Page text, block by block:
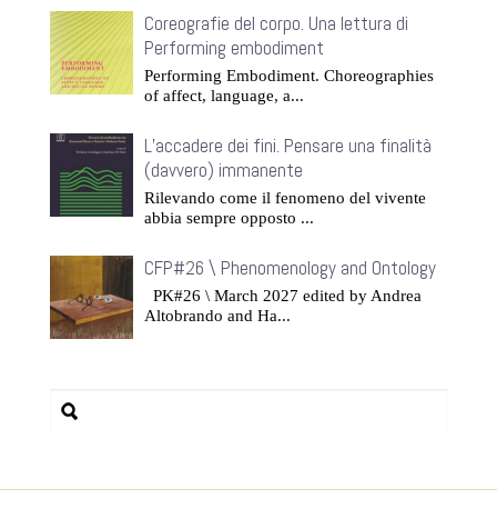
Coreografie del corpo. Una lettura di
Performing embodiment
Performing Embodiment. Choreographies
of affect, language, a...
L’accadere dei fini. Pensare una finalità
(davvero) immanente
Rilevando come il fenomeno del vivente
abbia sempre opposto ...
CFP#26 \ Phenomenology and Ontology
PK#26 \ March 2027 edited by Andrea
Altobrando and Ha...